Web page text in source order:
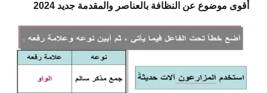
أقوى موضوع عن النظافة بالعناصر والمقدمة جديد 2024